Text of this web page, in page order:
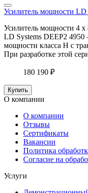
Усилитель мощности LD
Усилитель мощности 4
LD Systems DEEP2
мощности класса Н с
При разработке этой
180 190 ₽
Купить
О компании
О компании
Отзывы
Сертификаты
Вакансии
Политика
Согласие на
Услуги